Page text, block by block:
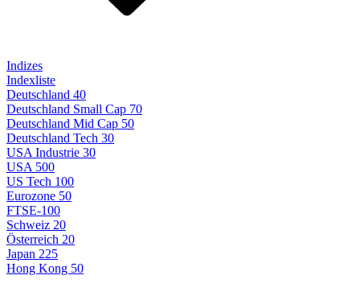
Indizes
Indexliste
Deutschland 40
Deutschland Small Cap 70
Deutschland Mid Cap 50
Deutschland Tech 30
USA Industrie 30
USA 500
US Tech 100
Eurozone 50
FTSE-100
Schweiz 20
Österreich 20
Japan 225
Hong Kong 50